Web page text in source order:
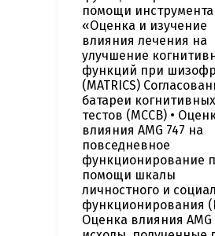
помощи инструмента
«Оценка и изучение
влияния лечения на
улучшение
функций при
(MATRICS)
батареи когнитивных
тестов (MCCB) •
влияния AMG 747 на
повседневное
функционирование
помощи шкалы
личностного и
функционирования
Оценка влияния AMG